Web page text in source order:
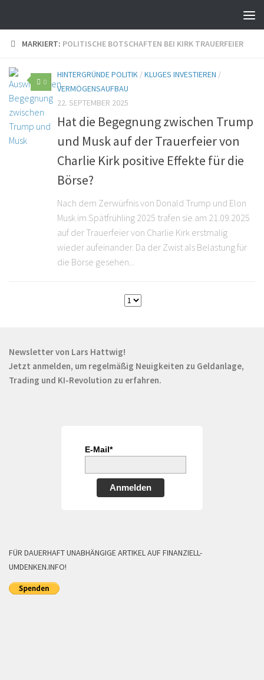
MARKIERT: POLITISCHE BOTSCHAFTEN BEI KIRK TRAUERFEIER
0
HINTERGRÜNDE POLITIK /KLUGES INVESTIEREN /
VERMÖGENSAUFBAU
22. SEPTEMBER 2025
Hat die Begegnung zwischen Trump
und Musk auf der Trauerfeier von
Charlie Kirk positive Effekte für die
Börse?
Nach dem Zerwürfnis von Donald Trump und Elon
Musk im Spätfrühling 2025 trafen sie am 21.09.2025
auf der Trauerfeier von Charlie Kirk erstmalig
wieder aufeinander. Da der Zwist als Belastung für
die Börse gesehen...
Newsletter von Lars Hattwig!
Jetzt anmelden, um regelmäßig Neuigkeiten zu Geldanlage,
Trading und KI-Revolution zu erfahren.
E-Mail*
Anmelden
FÜR DAUERHAFT UNABHÄNGIGE ARTIKEL AUF FINANZIELL-
UMDENKEN.INFO!